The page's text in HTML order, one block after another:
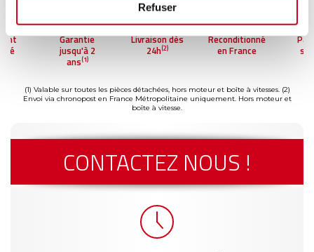
Refuser
Garantie
jusqu'à 2
ans(1)
Livraison dès
24h(2)
Reconditionné
en France
(1) Valable sur toutes les pièces détachées, hors moteur et boîte à vitesses. (2)
Envoi via chronopost en France Métropolitaine uniquement. Hors moteur et
boîte à vitesse.
CONTACTEZ NOUS !